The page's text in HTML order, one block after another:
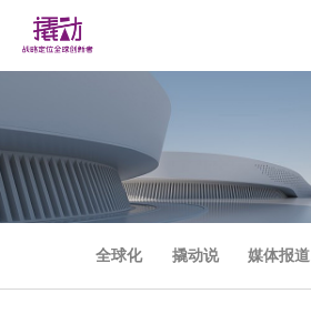
全球化 撬动说 媒体报道